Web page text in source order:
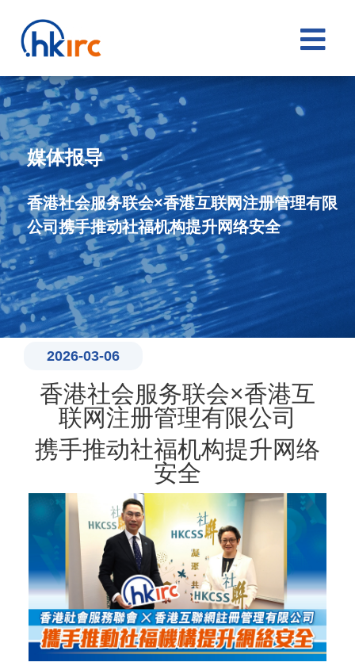

媒体报导
香港社会服务联会×香港互联网注册管理有限
公司携手推动社福机构提升网络安全
2026-03-06
香港社会服务联会×香港互
联网注册管理有限公司
携手推动社福机构提升网络
安全